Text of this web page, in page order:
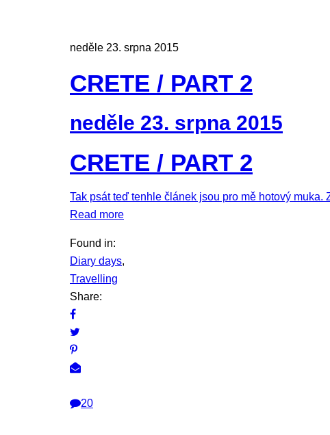
neděle 23. srpna 2015
CRETE / PART 2
neděle 23. srpna 2015
CRETE / PART 2
Tak psát teď tenhle článek jsou pro mě hotový
Read more
Found in:
Diary days,
Travelling
Share:
20